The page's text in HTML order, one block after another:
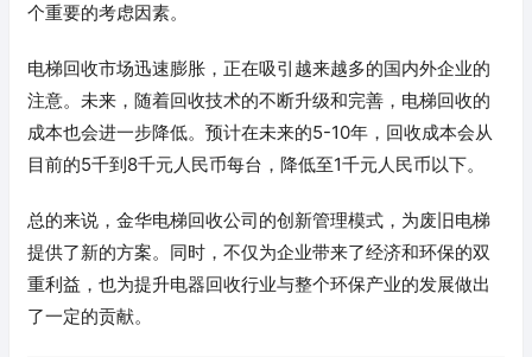
个重要的考虑因素。
电梯回收市场迅速膨胀，正在吸引越来越多的国内外企业的
注意。未来，随着回收技术的不断升级和完善，电梯回收的
成本也会进一步降低。预计在未来的5-10年，回收成本会从
目前的5千到8千元人民币每台，降低至1千元人民币以下。
总的来说，金华电梯回收公司的创新管理模式，为废旧电梯
提供了新的方案。同时，不仅为企业带来了经济和环保的双
重利益，也为提升电器回收行业与整个环保产业的发展做出
了一定的贡献。